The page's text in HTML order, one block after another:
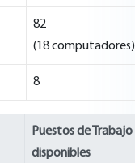
82
(18 computadores)
8
Puestos de Trabajo
disponibles